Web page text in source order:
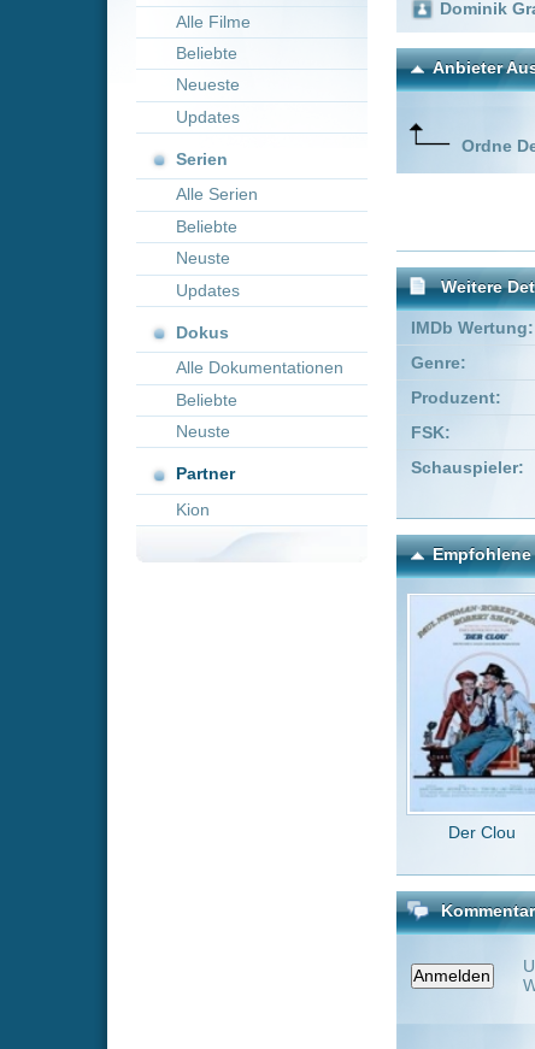
Serien
Alle Serien
Beliebte
Neuste
Dokus
Alle Dokumentationen
Beliebte
Neuste
Partner
Kion
Weitere Details
IMDb Wertung:
Schauspieler: Misel
Oliver
Empfohlene Einträge für
Der Clou In
Kommentare zu Hotte im
Um einen
Wenn Du
Alle Kommentare (0)